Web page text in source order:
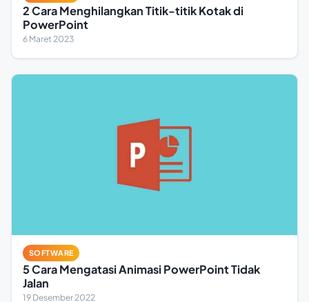
2 Cara Menghilangkan Titik-titik Kotak di
PowerPoint
6 Maret 2023
SOFTWARE
5 Cara Mengatasi Animasi PowerPoint Tidak
Jalan
19 Desember 2022